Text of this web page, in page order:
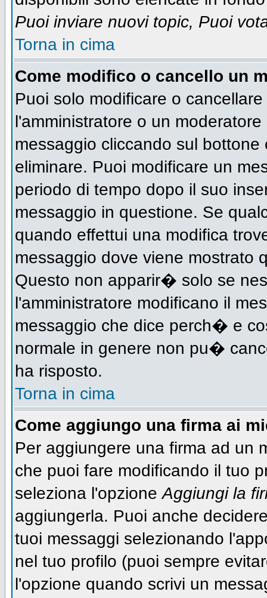
Puoi inviare nuovi topic, Puoi
Torna in cima
Come modifico o cancello un
Puoi solo modificare o
l'amministratore o un
messaggio cliccando sul
eliminare. Puoi modificare un
periodo di tempo dopo il suo
messaggio in questione. Se
quando effettui una modifica
messaggio dove viene mostrato
Questo non apparir� solo se
l'amministratore modificano il
messaggio che dice perch� e
normale in genere non pu�
ha risposto.
Torna in cima
Come aggiungo una firma ai
Per aggiungere una firma ad un
che puoi fare modificando il tuo
seleziona l'opzioneAggiungi la
aggiungerla. Puoi anche
tuoi messaggi selezionando
nel tuo profilo (puoi sempre
l'opzione quando scrivi un